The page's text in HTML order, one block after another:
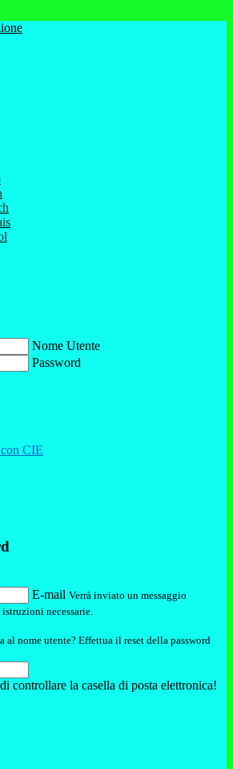
Nome Utente
Password
CIE
E-mail Verrà inviato un messaggio
necessarie.
al nome utente? Effettua il reset della password
controllare la casella di posta elettronica!